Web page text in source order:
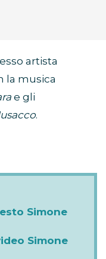
artista
la musica
e gli
.
Simone
Simone